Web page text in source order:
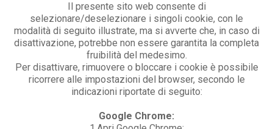
Il presente sito web consente di
selezionare/deselezionare i singoli cookie, con le
modalità di seguito illustrate, ma si avverte che, in caso di
disattivazione, potrebbe non essere garantita la completa
fruibilità del medesimo.
Per disattivare, rimuovere o bloccare i cookie è possibile
ricorrere alle impostazioni del browser, secondo le
indicazioni riportate di seguito:
Google Chrome: